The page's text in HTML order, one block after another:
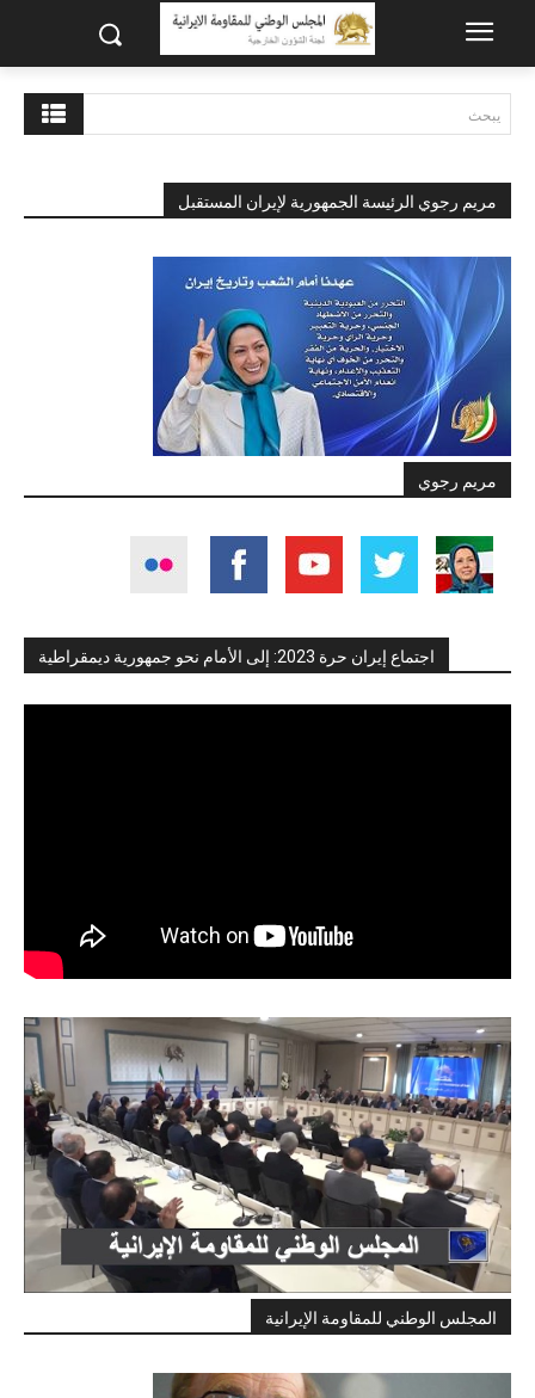
يبحث
مريم رجوي الرئيسة الجمهورية لإيران المستقبل
مريم رجوي
اجتماع إيران حرة 2023: إلى الأمام نحو جمهورية ديمقراطية
المجلس الوطني للمقاومة الإيرانية